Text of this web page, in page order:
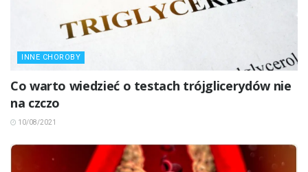
INNE CHOROBY
Co warto wiedzieć o testach trójglicerydów nie
na czczo
10/08/2021